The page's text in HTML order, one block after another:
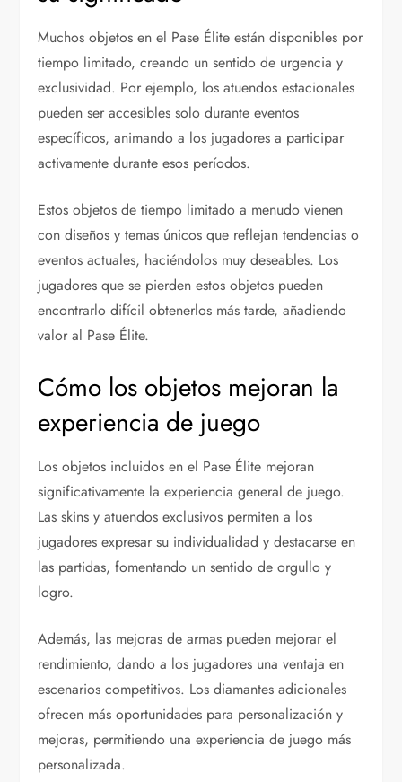
Muchos objetos en el Pase Élite están disponibles por
tiempo limitado, creando un sentido de urgencia y
exclusividad. Por ejemplo, los atuendos estacionales
pueden ser accesibles solo durante eventos
específicos, animando a los jugadores a participar
activamente durante esos períodos.
Estos objetos de tiempo limitado a menudo vienen
con diseños y temas únicos que reflejan tendencias o
eventos actuales, haciéndolos muy deseables. Los
jugadores que se pierden estos objetos pueden
encontrarlo difícil obtenerlos más tarde, añadiendo
valor al Pase Élite.
Cómo los objetos mejoran la
experiencia de juego
Los objetos incluidos en el Pase Élite mejoran
significativamente la experiencia general de juego.
Las skins y atuendos exclusivos permiten a los
jugadores expresar su individualidad y destacarse en
las partidas, fomentando un sentido de orgullo y
logro.
Además, las mejoras de armas pueden mejorar el
rendimiento, dando a los jugadores una ventaja en
escenarios competitivos. Los diamantes adicionales
ofrecen más oportunidades para personalización y
mejoras, permitiendo una experiencia de juego más
personalizada.